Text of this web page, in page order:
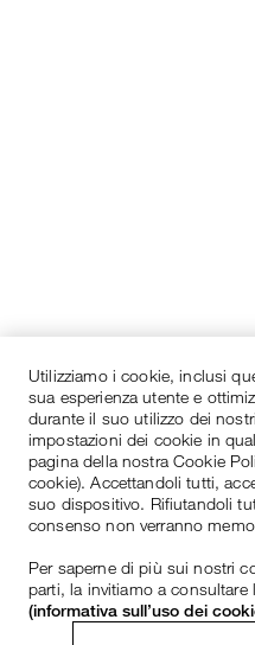
Utilizziamo i cookie, inclusi
sua esperienza utente e
durante il suo utilizzo dei
impostazioni dei cookie in
pagina della nostra Cookie
cookie). Accettandoli tutti,
suo dispositivo. Rifiutandoli
consenso non verranno
Per saperne di più sui nostri
parti, la invitiamo a
(informativa sull’uso dei